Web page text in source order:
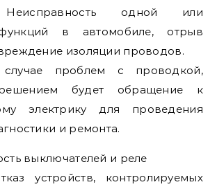
одной или
в автомобиле, отрыв
изоляции проводов.
проблем с проводкой,
будет обращение к
электрику для проведения
и ремонта.
выключателей и реле
устройств, контролируемых